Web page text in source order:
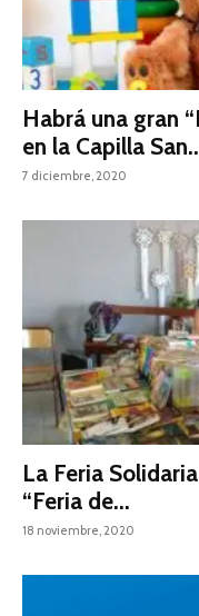
Habrá una gran
en la Capilla
7 diciembre, 2020
La Feria
“Feria de...
18 noviembre, 2020